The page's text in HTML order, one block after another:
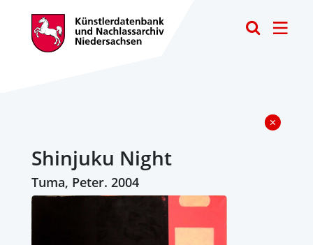
Shinjuku Night
Tuma, Peter. 2004